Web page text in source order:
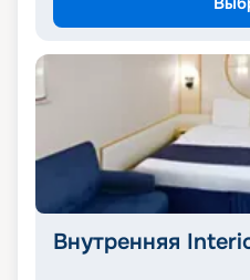
Внутренняя